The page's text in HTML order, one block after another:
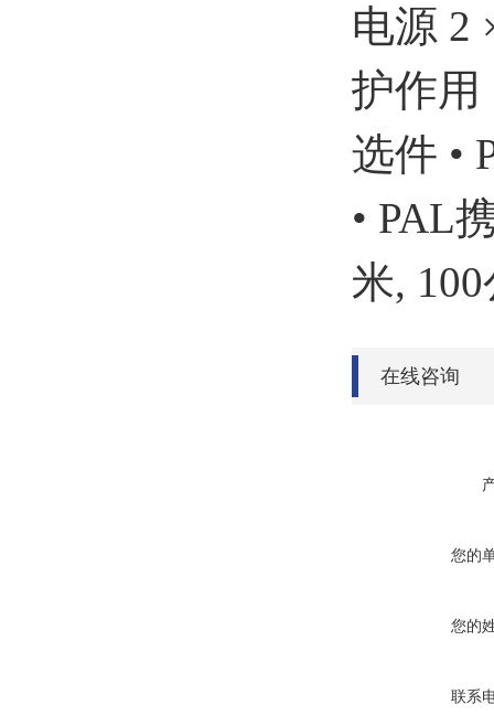
电源 2
护作用
选件 •
• PAL
米,
在线咨询
您的
您的
联系